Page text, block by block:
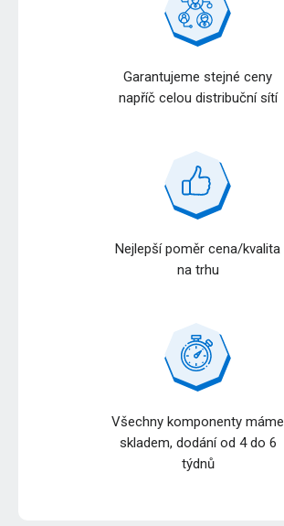
Garantujeme stejné ceny
napříč celou distribuční sítí
Nejlepší poměr cena/kvalita
na trhu
Všechny komponenty máme
skladem, dodání od 4 do 6
týdnů